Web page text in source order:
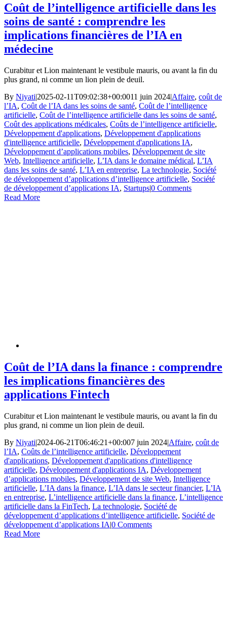
Coût de l’intelligence artificielle dans les
soins de santé : comprendre les
implications financières de l’IA en
médecine
Curabitur et Lion maintenant le vestibule mauris, ou avant la fin du
plus grand, ni comme un lion plein de deuil.
By Niyati|2025-02-11T09:02:38+00:0011 juin 2024|Affaire, coût de
l’IA, Coût de l’IA dans les soins de santé, Coût de l’intelligence
artificielle, Coût de l’intelligence artificielle dans les soins de santé,
Coût des applications médicales, Coûts de l’intelligence artificielle,
Développement d'applications, Développement d'applications
d'intelligence artificielle, Développement d'applications IA,
Développement d’applications mobiles, Développement de site
Web, Intelligence artificielle, L’IA dans le domaine médical, L’IA
dans les soins de santé, L’IA en entreprise, La technologie, Société
de développement d’applications d’intelligence artificielle, Société
de développement d’applications IA, Startups|0 Comments
Read More
Coût de l’IA dans la finance : comprendre
les implications financières des
applications Fintech
Curabitur et Lion maintenant le vestibule mauris, ou avant la fin du
plus grand, ni comme un lion plein de deuil.
By Niyati|2024-06-21T06:46:21+00:007 juin 2024|Affaire, coût de
l’IA, Coûts de l’intelligence artificielle, Développement
d'applications, Développement d'applications d'intelligence
artificielle, Développement d'applications IA, Développement
d’applications mobiles, Développement de site Web, Intelligence
artificielle, L’IA dans la finance, L’IA dans le secteur financier, L’IA
en entreprise, L’intelligence artificielle dans la finance, L’intelligence
artificielle dans la FinTech, La technologie, Société de
développement d’applications d’intelligence artificielle, Société de
développement d’applications IA|0 Comments
Read More